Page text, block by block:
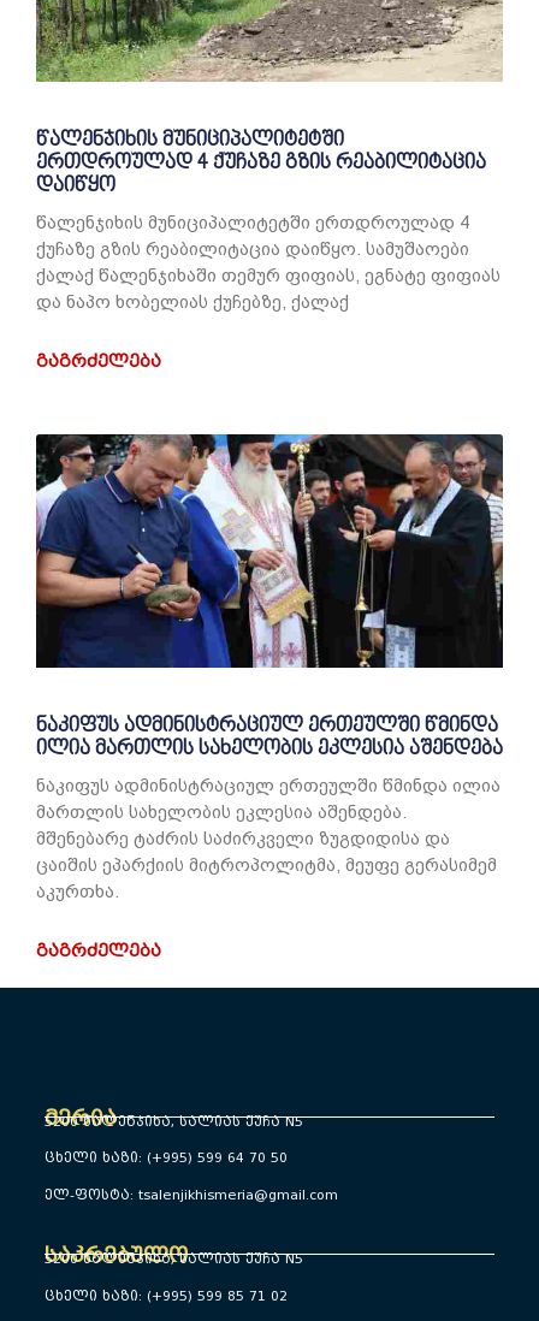
წალენჯიხის მუნიციპალიტეტში
ერთდროულად 4 ქუჩაზე გზის რეაბილიტაცია
დაიწყო
წალენჯიხის მუნიციპალიტეტში ერთდროულად 4
ქუჩაზე გზის რეაბილიტაცია დაიწყო. სამუშაოები
ქალაქ წალენჯიხაში თემურ ფიფიას, ეგნატე ფიფიას
და ნაპო ხობელიას ქუჩებზე, ქალაქ
ᲒᲐᲒᲠᲫᲔᲚᲔᲑᲐ
ნაკიფუს ადმინისტრაციულ ერთეულში წმინდა
ილია მართლის სახელობის ეკლესია აშენდება
ნაკიფუს ადმინისტრაციულ ერთეულში წმინდა ილია
მართლის სახელობის ეკლესია აშენდება. ​
მშენებარე ტაძრის საძირკველი ზუგდიდისა და
ცაიშის ეპარქიის მიტროპოლიტმა, მეუფე გერასიმემ
აკურთხა.
ᲒᲐᲒᲠᲫᲔᲚᲔᲑᲐ
მერია
5200 წალენჯიხა, სალიას ქუჩა N5
ცხელი ხაზი: (+995) 599 64 70 50
ელ-ფოსტა: tsalenjikhismeria@gmail.com
საკრებულო
5200 წალენჯიხა, სალიას ქუჩა N5
ცხელი ხაზი: (+995) 599 85 71 02